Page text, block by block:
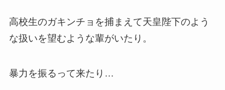
高校生のガキンチョを捕まえて天皇陛下のよう
な扱いを望むような輩がいたり。
暴力を振るって来たり…